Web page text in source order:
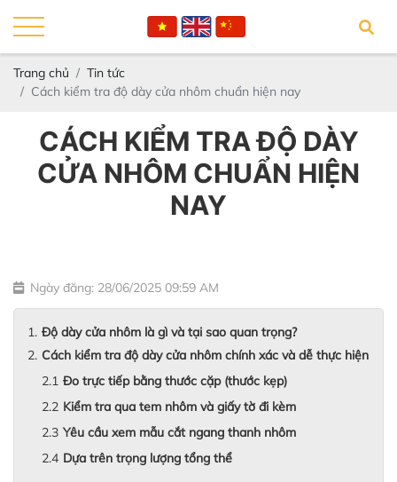
Trang chủ
Tin tức
Cách kiểm tra độ dày cửa nhôm chuẩn hiện nay
CÁCH KIỂM TRA ĐỘ DÀY
CỬA NHÔM CHUẨN HIỆN
NAY
Ngày đăng: 28/06/2025 09:59 AM
Độ dày cửa nhôm là gì và tại sao quan trọng?
Cách kiểm tra độ dày cửa nhôm chính xác và dễ thực hiện
Đo trực tiếp bằng thước cặp (thước kẹp)
Kiểm tra qua tem nhôm và giấy tờ đi kèm
Yêu cầu xem mẫu cắt ngang thanh nhôm
Dựa trên trọng lượng tổng thể